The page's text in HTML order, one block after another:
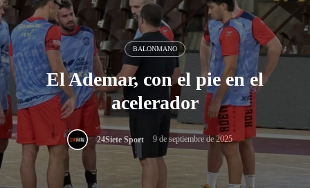
BALONMANO
El Ademar, con el pie en el
acelerador
24Siete Sport 9 de septiembre de 2025